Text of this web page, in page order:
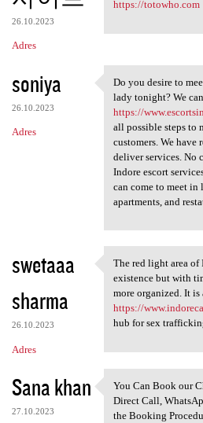
26.10.2023
Adres
https://totowho.com
soniya
26.10.2023
Adres
Do you desire to
Do you desire to
lady tonight? We
https://
all possible steps to
customers. We have
deliver services. No
Indore escort
can come to meet in
apartments, and
swetaaa
sharma
26.10.2023
Adres
The red light
The red light area of
existence but with
more organized. It is
https://
hub for sex
Sana khan
27.10.2023
You Can Book
You Can Book our
Direct Call,
the Booking